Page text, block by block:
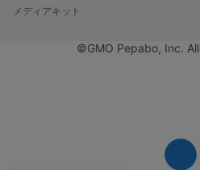
メディアキット
©GMO Pepabo, Inc.